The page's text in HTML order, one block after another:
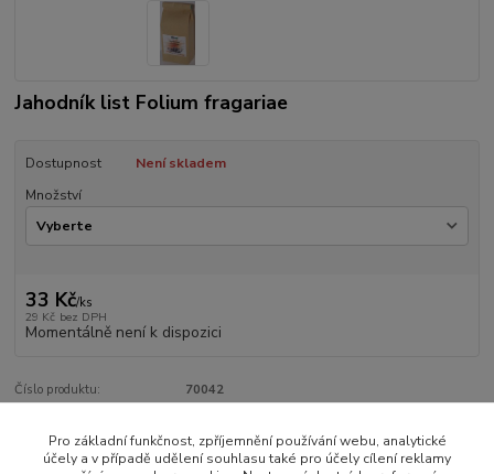
Jahodník list Folium fragariae
Dostupnost
Není skladem
Množství
33 Kč/ks
29 Kč bez DPH
Momentálně není k dispozici
Číslo produktu: 70042
Zboží zařazeno v kategoriích
Pro základní funkčnost, zpříjemnění používání webu, analytické
účely a v případě udělení souhlasu také pro účely cílení reklamy